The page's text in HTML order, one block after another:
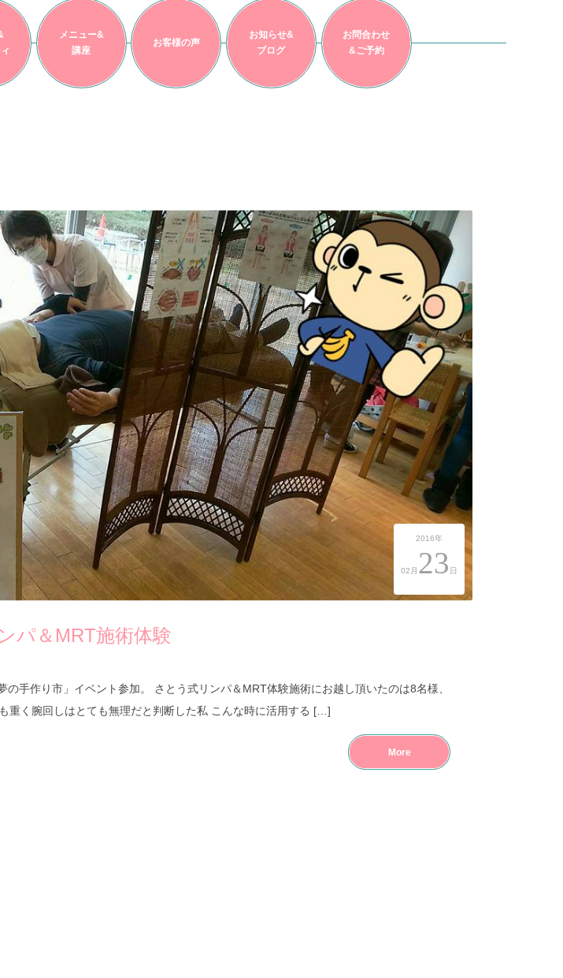
メニュー&
講座
お客様の声
お知らせ&
ブログ
お問合わせ
&ご予約
2016年
02月 23 日
パ＆MRT施術体験
手作り市」イベント参加。 さとう式リンパ＆MRT体験施術にお越し頂いたのは8名様、
重く腕回しはとても無理だと判断した私 こんな時に活用する […]
More